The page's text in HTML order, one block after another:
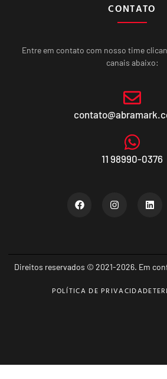
CONTATO
Entre em contato com nosso time
canais abaixo:
11 98990-0376
Direitos reservados © 2021-2026. Em
POLÍTICA DE PRIVACIDADE